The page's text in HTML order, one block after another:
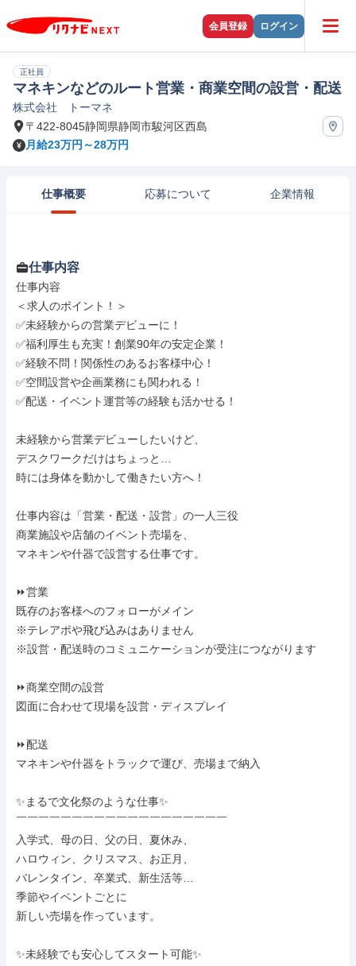
会員登録 ログイン
正社員
マネキンなどのルート営業・商業空間の設営・配送
株式会社 トーマネ
〒422-8045静岡県静岡市駿河区西島
月給23万円～28万円
仕事概要 応募について 企業情報
仕事内容
仕事内容
＜求人のポイント！＞
✅未経験からの営業デビューに！
✅福利厚生も充実！創業90年の安定企業！
✅経験不問！関係性のあるお客様中心！
✅空間設営や企画業務にも関われる！
✅配送・イベント運営等の経験も活かせる！
未経験から営業デビューしたいけど、
デスクワークだけはちょっと…
時には身体を動かして働きたい方へ！
仕事内容は「営業・配送・設営」の一人三役
商業施設や店舗のイベント売場を、
マネキンや什器で設営する仕事です。
⏩営業
既存のお客様へのフォローがメイン
※テレアポや飛び込みはありません
※設営・配送時のコミュニケーションが受注につながります
⏩商業空間の設営
図面に合わせて現場を設営・ディスプレイ
⏩配送
マネキンや什器をトラックで運び、売場まで納入
✨まるで文化祭のような仕事✨
￣￣￣￣￣￣￣￣￣￣￣￣￣￣￣￣￣￣￣
入学式、母の日、父の日、夏休み、
ハロウィン、クリスマス、お正月、
バレンタイン、卒業式、新生活等…
季節やイベントごとに
新しい売場を作っています。
✨未経験でも安心してスタート可能✨